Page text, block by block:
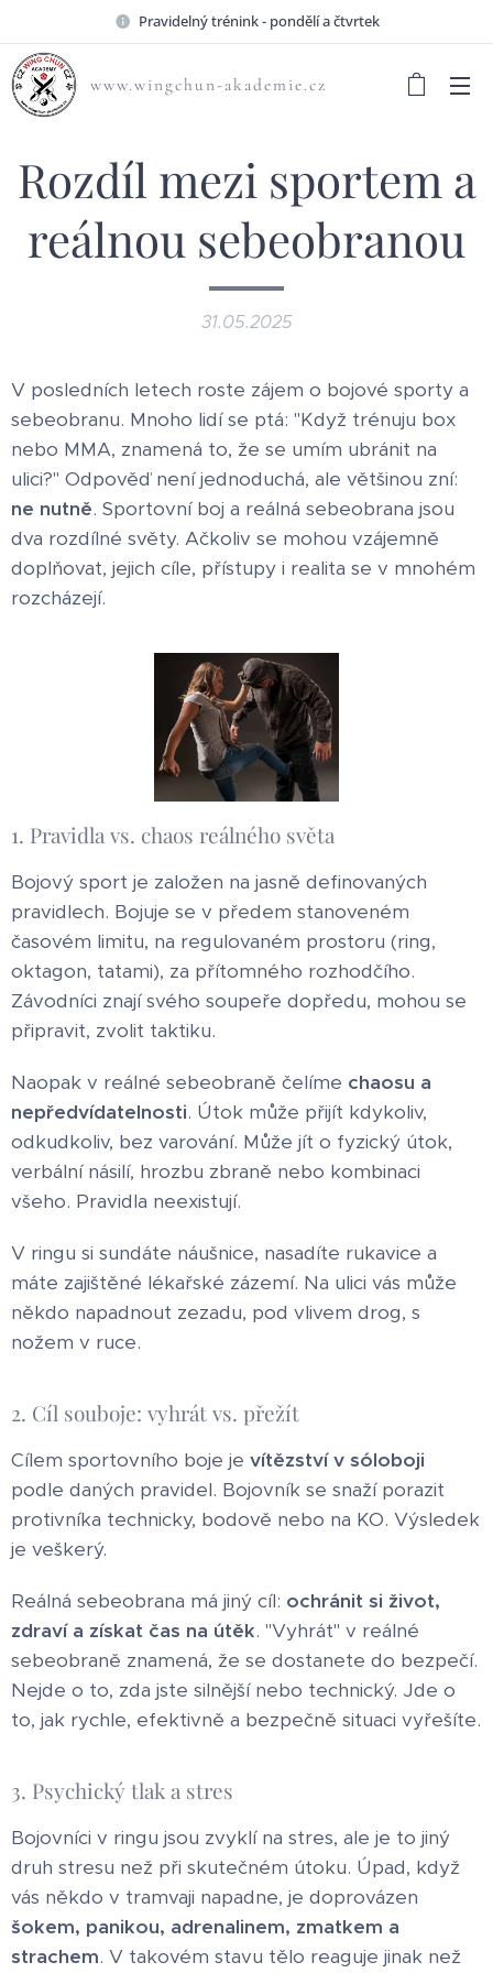
Pravidelný trénink - pondělí a čtvrtek
www.wingchun-akademie.cz
Rozdíl mezi sportem a
reálnou sebeobranou
31.05.2025
V posledních letech roste zájem o bojové sporty a
sebeobranu. Mnoho lidí se ptá: "Když trénuju box
nebo MMA, znamená to, že se umím ubránit na
ulici?" Odpověď není jednoduchá, ale většinou zní:
ne nutně. Sportovní boj a reálná sebeobrana jsou
dva rozdílné světy. Ačkoliv se mohou vzájemně
doplňovat, jejich cíle, přístupy i realita se v mnohém
rozcházejí.
1. Pravidla vs. chaos reálného světa
Bojový sport je založen na jasně definovaných
pravidlech. Bojuje se v předem stanoveném
časovém limitu, na regulovaném prostoru (ring,
oktagon, tatami), za přítomného rozhodčího.
Závodníci znají svého soupeře dopředu, mohou se
připravit, zvolit taktiku.
Naopak v reálné sebeobraně čelíme chaosu a
nepředvídatelnosti. Útok může přijít kdykoliv,
odkudkoliv, bez varování. Může jít o fyzický útok,
verbální násilí, hrozbu zbraně nebo kombinaci
všeho. Pravidla neexistují.
V ringu si sundáte náušnice, nasadíte rukavice a
máte zajištěné lékařské zázemí. Na ulici vás může
někdo napadnout zezadu, pod vlivem drog, s
nožem v ruce.
2. Cíl souboje: vyhrát vs. přežít
Cílem sportovního boje je vítězství v sóloboji
podle daných pravidel. Bojovník se snaží porazit
protivníka technicky, bodově nebo na KO. Výsledek
je veškerý.
Reálná sebeobrana má jiný cíl: ochránit si život,
zdraví a získat čas na útěk. "Vyhrát" v reálné
sebeobraně znamená, že se dostanete do bezpečí.
Nejde o to, zda jste silnější nebo technický. Jde o
to, jak rychle, efektivně a bezpečně situaci vyřešíte.
3. Psychický tlak a stres
Bojovníci v ringu jsou zvyklí na stres, ale je to jiný
druh stresu než při skutečném útoku. Úpad, když
vás někdo v tramvaji napadne, je doprovázen
šokem, panikou, adrenalinem, zmatkem a
strachem. V takovém stavu tělo reaguje jinak než